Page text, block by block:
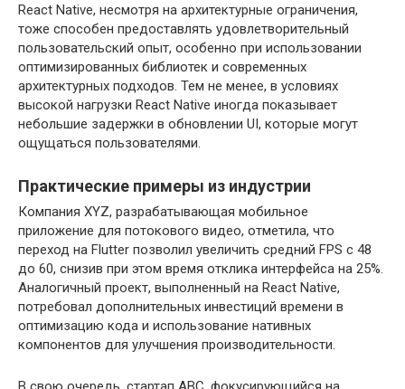
React Native, несмотря на архитектурные ограничения,
тоже способен предоставлять удовлетворительный
пользовательский опыт, особенно при использовании
оптимизированных библиотек и современных
архитектурных подходов. Тем не менее, в условиях
высокой нагрузки React Native иногда показывает
небольшие задержки в обновлении UI, которые могут
ощущаться пользователями.
Практические примеры из индустрии
Компания XYZ, разрабатывающая мобильное
приложение для потокового видео, отметила, что
переход на Flutter позволил увеличить средний FPS с 48
до 60, снизив при этом время отклика интерфейса на 25%.
Аналогичный проект, выполненный на React Native,
потребовал дополнительных инвестиций времени в
оптимизацию кода и использование нативных
компонентов для улучшения производительности.